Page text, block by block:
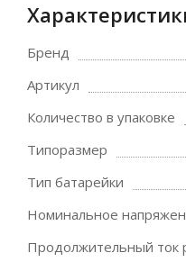
Бренд
Артикул
Количество в упаковке
Типоразмер
Тип батарейки
Номинальное
Продолжительный ток